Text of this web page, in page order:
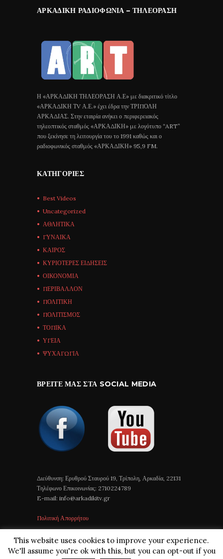
ΑΡΚΑΔΙΚΉ ΡΑΔΙΟΦΩΝΊΑ – ΤΗΛΕΌΡΑΣΗ
Η «ΑΡΚΑΔΙΚΗ ΤΗΛΕΟΡΑΣΗ Α.Ε» με διακριτικό τίτλο
«ΑΡΚΑΔΙΚΗ ΤV Α.Ε.» έχει έδρα την ΤΡΙΠΟΛΗ
ΑΡΚΑΔΙΑΣ. Στην εταιρία ανήκει ο περιφερειακός
τηλεοπτικός σταθμός «ΑΡΚΑΔΙΚΗ» με λογότυπο “ART”
που ξεκίνησε τη λειτουργία του το 1991 καθώς και ο
ραδιοφωνικός σταθμός «ΑΡΚΑΔΙΚΗ» 95,9 FM.
ΚΑΤΗΓΟΡΊΕΣ
Best Videos
Uncategorized
ΑΘΛΗΤΙΚΑ
ΓΥΝΑΙΚΑ
ΚΑΙΡΟΣ
ΚΥΡΙΟΤΕΡΕΣ ΕΙΔΗΣΕΙΣ
ΟΙΚΟΝΟΜΙΑ
ΠΕΡΙΒΑΛΛΟΝ
ΠΟΛΙΤΙΚΗ
ΠΟΛΙΤΙΣΜΟΣ
ΤΟΠΙΚΑ
ΥΓΕΙΑ
ΨΥΧΑΓΩΓΙΑ
ΒΡΕΊΤΕ ΜΑΣ ΣΤΑ SOCIAL MEDIA
Διεύθυνση: Ερυθρού Σταυρού 19, Τρίπολη, Αρκαδία, 22131
Τηλέφωνο Επικοινωνίας: 2710224789
E-mail: info@arkadikitv.gr
Πολιτική Απορρήτου
This website uses cookies to improve your experience.
We'll assume you're ok with this, but you can opt-out if you